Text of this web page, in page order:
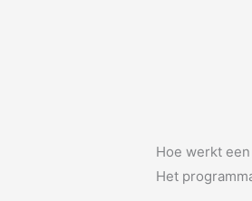
Hoe werkt
Het